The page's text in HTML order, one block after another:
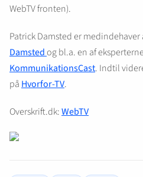
WebTV fronten).
Patrick Damsted er medindehaver
Damstedog bl.a. en af
KommunikationsCast. Indtil
på Hvorfor-TV.
Overskrift.dk:WebTV